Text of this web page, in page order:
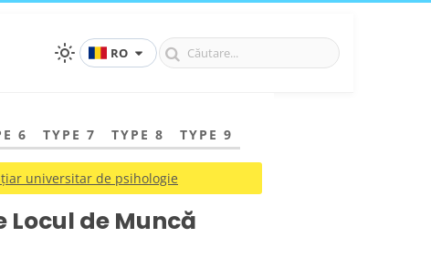
RO
6 TYPE 7 TYPE 8 TYPE 9
universitar de psihologie
Locul de Muncă